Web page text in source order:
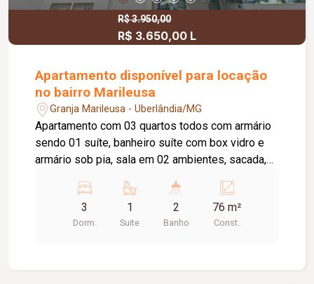
R$ 3.950,00
R$ 3.650,00 L
Apartamento disponível para locação
no bairro Marileusa
Granja Marileusa - Uberlândia/MG
Apartamento com 03 quartos todos com armário
sendo 01 suíte, banheiro suíte com box vidro e
armário sob pia, sala em 02 ambientes, sacada,
armário , 01 banheiro social com box vidro e
armário sob pia, elevador, portaria virtual, 01 vaga
de garagem, academia, salão de festa,
3
Dorm.
1
Suite
2
Banho
76 m²
Const.